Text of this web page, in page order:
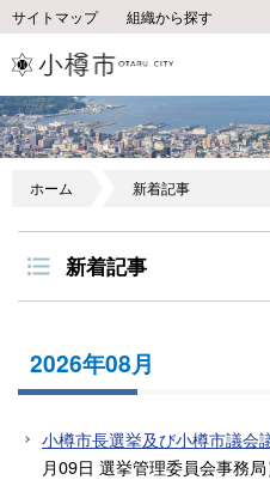
サイトマップ 組織から探す
ホーム 新着記事
新着記事
2026年08月
小樽市長選挙及び小樽市議会
月09日 選挙管理委員会事務局